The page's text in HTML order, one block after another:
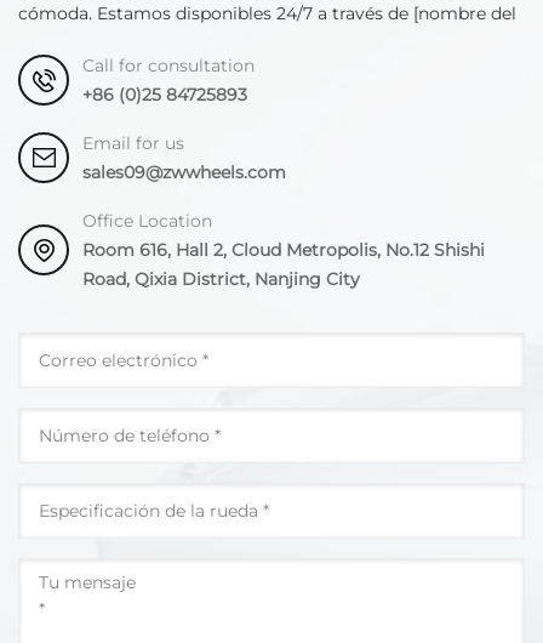
cómoda. Estamos disponibles 24/7 a través de [nombre del
Call for consultation
+86 (0)25 84725893
Email for us
sales09@zwwheels.com
Office Location
Room 616, Hall 2, Cloud Metropolis, No.12 Shishi
Road, Qixia District, Nanjing City